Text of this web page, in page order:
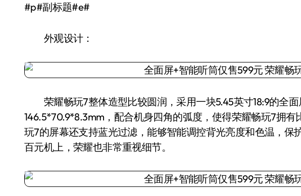
#p#副标题#e#
外观设计：
荣耀畅玩7整体造型比较圆润，采用一块5.45英寸18:9的全面
146.5*70.9*8.3mm，配合机身四角的弧度，使得荣耀畅玩7拥
玩7的屏幕还支持蓝光过滤，能够智能调控背光亮度和色温，保
百元机上，荣耀也非常重视细节。